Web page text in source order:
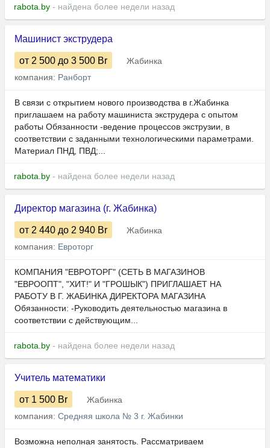
rabota.by - найдена более недели назад
Машинист экструдера
от 2 500 до 3 500 Br
Жабинка
компания: Ранборт
В связи с открытием нового производства в г.Жабинка
приглашаем на работу машиниста экструдера с опытом
работы Обязанности -ведение процессов экструзии, в
соответствии с заданными технологическими параметрами.
Материал ПНД, ПВД;...
rabota.by - найдена более недели назад
Директор магазина (г. Жабинка)
от 2 440 до 2 940 Br
Жабинка
компания: Евроторг
КОМПАНИЯ "ЕВРОТОРГ" (СЕТЬ В МАГАЗИНОВ
"ЕВРООПТ", "ХИТ!" И "ГРОШЫК") ПРИГЛАШАЕТ НА
РАБОТУ В Г. ЖАБИНКА ДИРЕКТОРА МАГАЗИНА
Обязанности: -Руководить деятельностью магазина в
соответствии с действующим...
rabota.by - найдена более недели назад
Учитель математики
от 1 500 Br
Жабинка
компания: Средняя школа № 3 г. Жабинки
Возможна неполная занятость. Рассматриваем